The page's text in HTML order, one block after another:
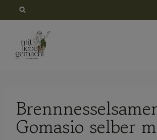
springen
Gomasio selber